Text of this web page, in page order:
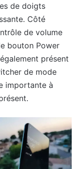
de doigts
Côté
de volume
bouton Power
présent
de mode
importante à